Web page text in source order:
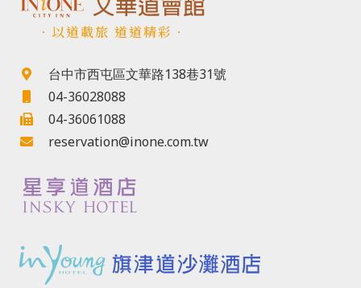
．以道載旅 道道精彩．
台中市西屯區文華路138巷31號
04-36028088
04-36061088
reservation@inone.com.tw